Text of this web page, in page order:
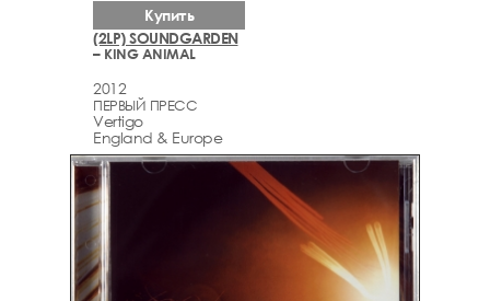
(2LP) SOUNDGARDEN
– KING ANIMAL
2012
ПЕРВЫЙ ПРЕСС
Vertigo
England & Europe
Купить